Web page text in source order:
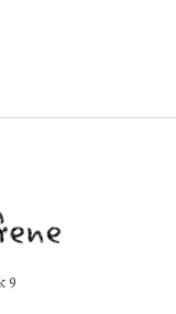
9